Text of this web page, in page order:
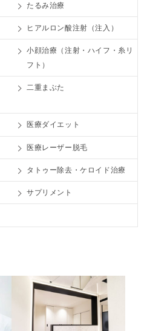
たるみ治療
ヒアルロン酸注射（注入）
小顔治療（注射・ハイフ・糸リ
フト）
二重まぶた
医療ダイエット
医療レーザー脱毛
タトゥー除去・ケロイド治療
サプリメント